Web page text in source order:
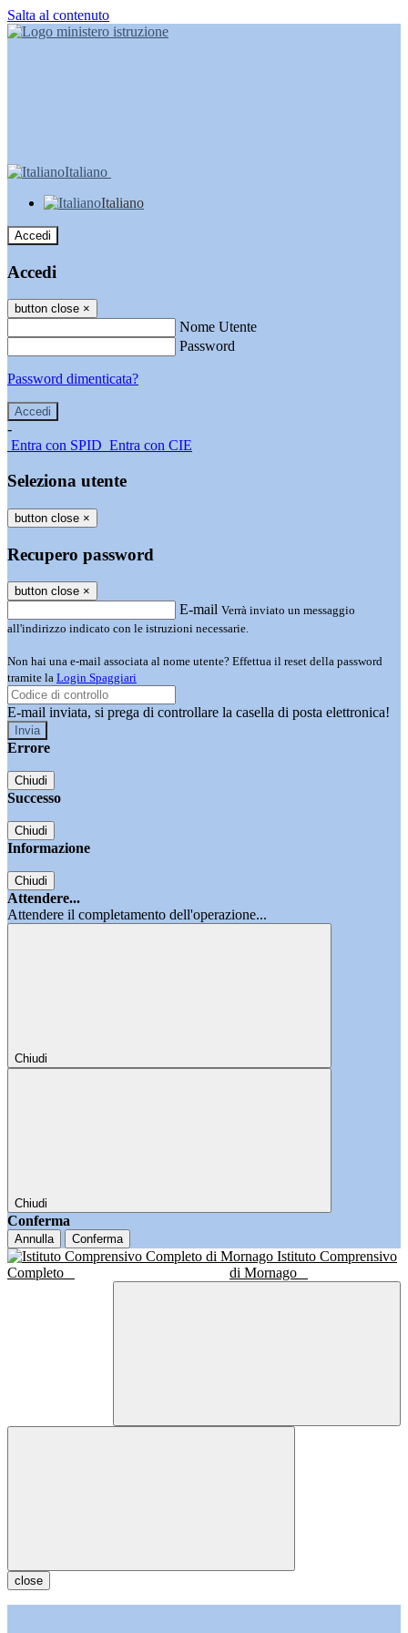
Salta al contenuto
Italiano
Italiano
Accedi
Accedi
button close ×
Nome Utente
Password
Password dimenticata?
-
Entra con SPID Entra con CIE
Seleziona utente
button close ×
Recupero password
button close ×
E-mail Verrà inviato un messaggio
all'indirizzo indicato con le istruzioni necessarie.
Non hai una e-mail associata al nome utente? Effettua il reset della password
tramite la Login Spaggiari
E-mail inviata, si prega di controllare la casella di posta elettronica!
Errore
Chiudi
Successo
Chiudi
Informazione
Chiudi
Attendere...
Attendere il completamento dell'operazione...
Chiudi
Chiudi
Conferma
Annulla Conferma
Istituto Comprensivo
Completo
di Mornago
close